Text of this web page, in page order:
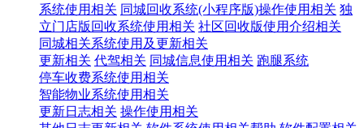
系统使用相关 同城回收系统(小程序版)操作使用相关 独
立门店版回收系统使用相关 社区回收版使用介绍相关
同城相关系统使用及更新相关
更新相关 代驾相关 同城信息使用相关 跑腿系统
停车收费系统使用相关
智能物业系统使用相关
更新日志相关 操作使用相关